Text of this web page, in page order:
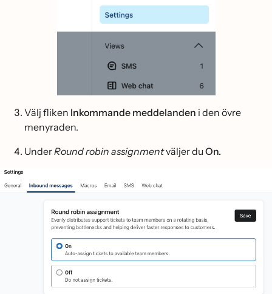
Välj fliken Inkommande meddelanden i den övre
menyraden.
UnderRound robin assignmentväljer duOn.